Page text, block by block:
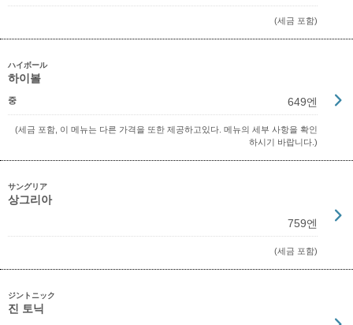
(세금 포함)
ハイボール
하이볼
중 649엔
(세금 포함, 이 메뉴는 다른 가격을 또한 제공하고있다. 메뉴의 세부 사항을 확인
하시기 바랍니다.)
サングリア
상그리아
759엔
(세금 포함)
ジントニック
진 토닉